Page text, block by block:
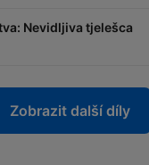
Nevidljiva tjelešca
Zobrazit další díly